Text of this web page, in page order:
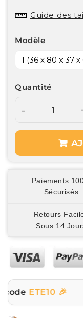
Guide des
Modèle
Quantité
-
Paiements
Sécurisés
Retours
Sous 14
🎉